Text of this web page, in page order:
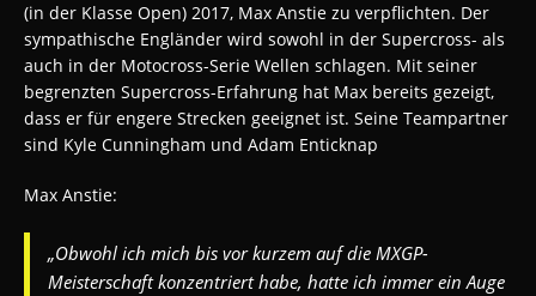
(in der Klasse Open) 2017, Max Anstie zu verpflichten. Der
sympathische Engländer wird sowohl in der Supercross- als
auch in der Motocross-Serie Wellen schlagen. Mit seiner
begrenzten Supercross-Erfahrung hat Max bereits gezeigt,
dass er für engere Strecken geeignet ist. Seine Teampartner
sind Kyle Cunningham und Adam Enticknap
Max Anstie:
„Obwohl ich mich bis vor kurzem auf die MXGP-
Meisterschaft konzentriert habe, hatte ich immer ein Auge